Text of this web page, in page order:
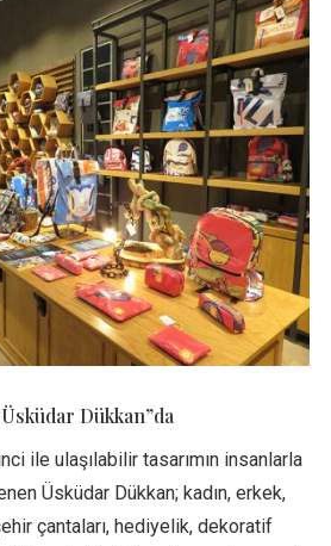
Dükkan”da
ile ulaşılabilir tasarımın insanlarla
Üsküdar Dükkan; kadın, erkek,
çantaları, hediyelik, dekoratif